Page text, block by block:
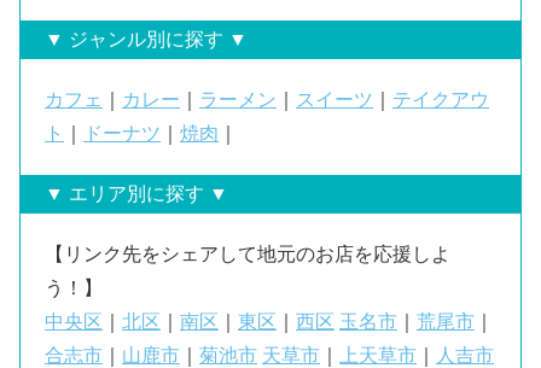
▼ ジャンル別に探す ▼
カフェ カレー ラーメン スイーツ
テイクアウ
ト
ドーナツ 焼肉
▼ エリア別に探す ▼
【リンク先をシェアして地元のお店を応援しよ
う！】
中央区
北区 南区 東区 西区 玉名市 荒尾市
合志市
山鹿市 菊池市 天草市 上天草市
人吉市